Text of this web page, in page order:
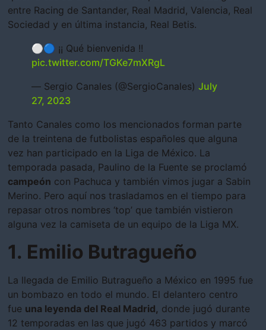
entre Racing de Santander, Real Madrid, Valencia, Real
Sociedad y en última instancia, Real Betis.
⚪️🔵 ¡¡ Qué bienvenida !!
pic.twitter.com/TGKe7mXRgL
— Sergio Canales (@SergioCanales) July
27, 2023
Tanto Canales como los mencionados forman parte
de la treintena de futbolistas españoles que alguna
vez han participado en la Liga de México. La
temporada pasada, Paulino de la Fuente se proclamó
campeón con Pachuca y también vimos jugar a Sabin
Merino. Pero aquí nos trasladamos en el tiempo para
repasar otros nombres ‘top’ que también vistieron
alguna vez la camiseta de un equipo de la Liga MX.
1. Emilio Butragueño
La llegada de Emilio Butragueño a México en 1995 fue
un bombazo en todo el mundo. El delantero centro
fue una leyenda del Real Madrid, donde jugó durante
12 temporadas en las que jugó 463 partidos y marcó